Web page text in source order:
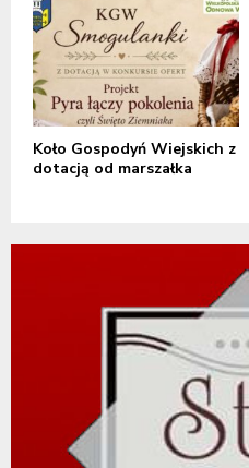
Koło Gospodyń Wiejskich z
dotacją od marszałka